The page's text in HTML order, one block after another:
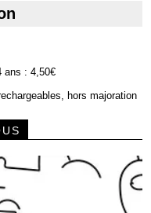
ans : 4,50€
hors majoration